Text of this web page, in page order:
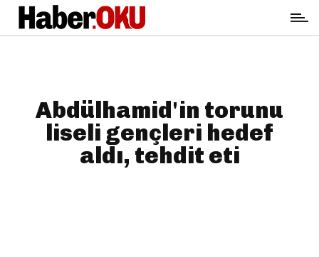
Abdülhamid'in torunu
liseli gençleri hedef
aldı, tehdit eti